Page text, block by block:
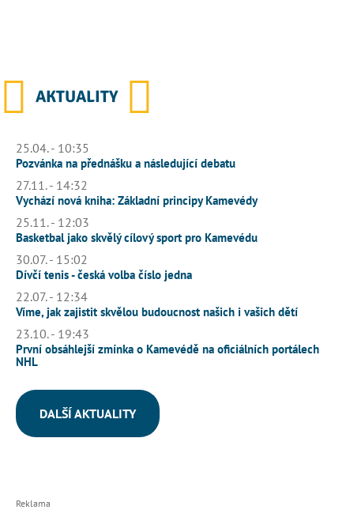
AKTUALITY
25.04. - 10:35
Pozvánka na přednášku a následující debatu
27.11. - 14:32
Vychází nová kniha: Základní principy Kamevédy
25.11. - 12:03
Basketbal jako skvělý cílový sport pro Kamevédu
30.07. - 15:02
Dívčí tenis - česká volba číslo jedna
22.07. - 12:34
Víme, jak zajistit skvělou budoucnost našich i vašich dětí
23.10. - 19:43
První obsáhlejší zmínka o Kamevédě na oficiálních portálech
NHL
DALŠÍ AKTUALITY
Reklama